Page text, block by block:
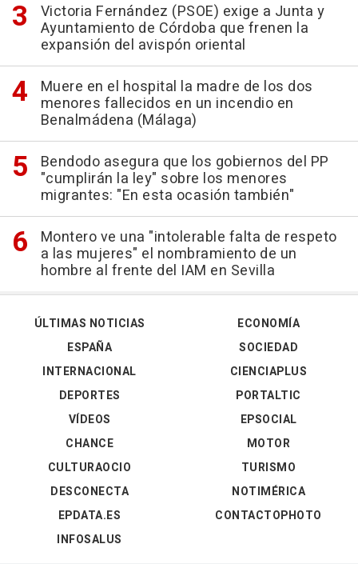
Victoria Fernández (PSOE) exige a Junta y
Ayuntamiento de Córdoba que frenen la
expansión del avispón oriental
Muere en el hospital la madre de los dos
menores fallecidos en un incendio en
Benalmádena (Málaga)
Bendodo asegura que los gobiernos del PP
"cumplirán la ley" sobre los menores
migrantes: "En esta ocasión también"
Montero ve una "intolerable falta de respeto
a las mujeres" el nombramiento de un
hombre al frente del IAM en Sevilla
ÚLTIMAS NOTICIAS
ESPAÑA
INTERNACIONAL
DEPORTES
VÍDEOS
ECONOMÍA
SOCIEDAD
CIENCIAPLUS
PORTALTIC
EPSOCIAL
CHANCE
CULTURAOCIO
DESCONECTA
EPDATA.ES
INFOSALUS
MOTOR
TURISMO
NOTIMÉRICA
CONTACTOPHOTO